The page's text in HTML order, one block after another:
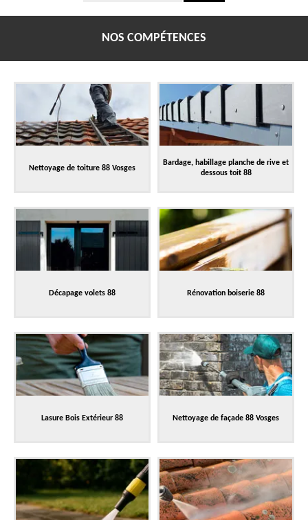
NOS COMPÉTENCES
Nettoyage de toiture 88 Vosges
Bardage, habillage planche de rive et
dessous toit 88
Décapage volets 88 Rénovation boiserie 88
Lasure Bois Extérieur 88 Nettoyage de façade 88 Vosges